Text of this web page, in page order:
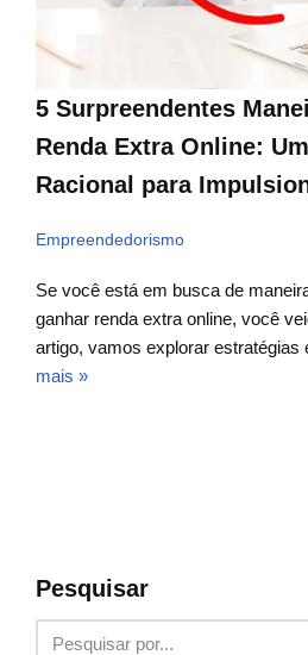
5 Surpreendentes
Renda Extra Online:
Racional para
Empreendedorismo
Se você está em busca de
ganhar renda extra online, você
artigo, vamos explorar
mais »
Pesquisar